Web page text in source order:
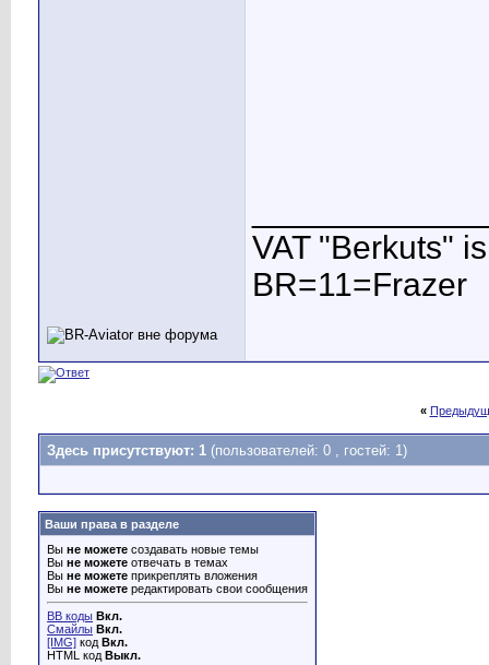
VAT "Berkuts"
BR=11=Frazer
«
Здесь присутствуют: 1 (пользователей: 0 , гостей: 1)
Ваши права в разделе
Вы не можете создавать новые темы
Вы не можете отвечать в темах
Вы не можете прикреплять вложения
Вы не можете редактировать свои сообщения
BB коды Вкл.
Смайлы Вкл.
[IMG] код Вкл.
HTML код Выкл.